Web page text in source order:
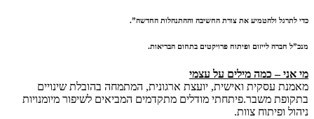
כדי לתרגל ולהטמיע את צורת החשיבה וההתנהלות החדשה”.
מנכ”ל חברה לייזום ופיתוח פרויקטים בתחום הבריאות.
מי אני – כמה מילים על עצמי
מאמנת עסקית ואישית, יועצת ארגונית, המתמחה בהובלת שינויים
בתקופת משבר.פיתחתי מודלים מתקדמים המביאים לשיפור מיומנויות
ניהול ופיתוח צוות.